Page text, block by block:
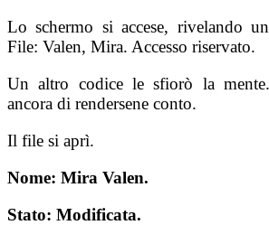
Lo schermo si accese, rivelando
File: Valen, Mira. Accesso riservato.
Un altro codice le sfiorò la
ancora di rendersene conto.
Il file si aprì.
Nome: Mira Valen.
Stato: Modificata.